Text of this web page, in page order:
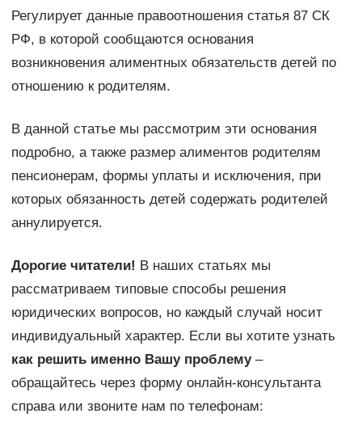
Регулирует данные правоотношения статья 87 СК
РФ, в которой сообщаются основания
возникновения алиментных обязательств детей по
отношению к родителям.
В данной статье мы рассмотрим эти основания
подробно, а также размер алиментов родителям
пенсионерам, формы уплаты и исключения, при
которых обязанность детей содержать родителей
аннулируется.
Дорогие читатели! В наших статьях мы
рассматриваем типовые способы решения
юридических вопросов, но каждый случай носит
индивидуальный характер. Если вы хотите узнать
как решить именно Вашу проблему–
обращайтесь через форму онлайн-консультанта
справа или звоните нам по телефонам: